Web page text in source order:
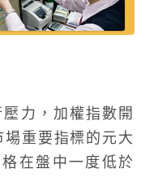
力，加權指數開
重要指標的元大
在盤中一度低於